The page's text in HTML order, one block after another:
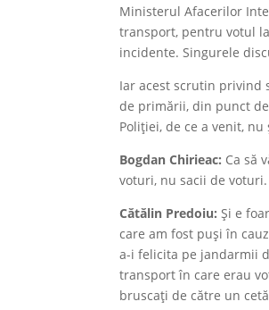
Ministerul Afacerilor
transport, pentru votul
incidente. Singurele
Iar acest scrutin privind
de primării, din punct
Poliției, de ce a venit,
Bogdan Chirieac: Ca să
voturi, nu sacii de voturi.
Cătălin Predoiu: Şi e
care am fost puși în
a-i felicita pe jandarmii
transport în care erau
bruscaţi de către un